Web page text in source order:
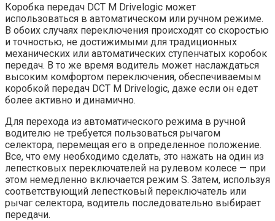
Коробка передач DCT М Drivelogic может
использоваться в автоматическом или ручном режиме.
В обоих случаях переключения происходят со скоростью
и точностью, не достижимыми для традиционных
механических или автоматических ступенчатых коробок
передач. В то же время водитель может наслаждаться
высоким комфортом переключения, обеспечиваемым
коробкой передач DCT М Drivelogic, даже если он едет
более активно и динамично.
Для перехода из автоматического режима в ручной
водителю не требуется пользоваться рычагом
селектора, перемещая его в определенное положение.
Все, что ему необходимо сделать, это нажать на один из
лепестковых переключателей на рулевом колесе — при
этом немедленно включается режим S. Затем, используя
соответствующий лепестковый переключатель или
рычаг селектора, водитель последовательно выбирает
передачи.